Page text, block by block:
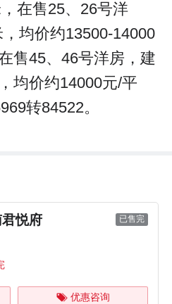
在售25、26号洋
均价约13500-14000
售45、46号洋房，建
均价约14000元/平
转84522。
悦府 已售完
优惠咨询